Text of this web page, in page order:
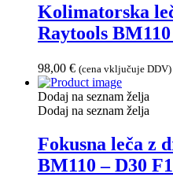
Kolimatorska
Raytools
98,00 € (cena vključuje DDV)
Dodaj na seznam želja
Dodaj na seznam želja
Fokusna leča z
BM110 – D30